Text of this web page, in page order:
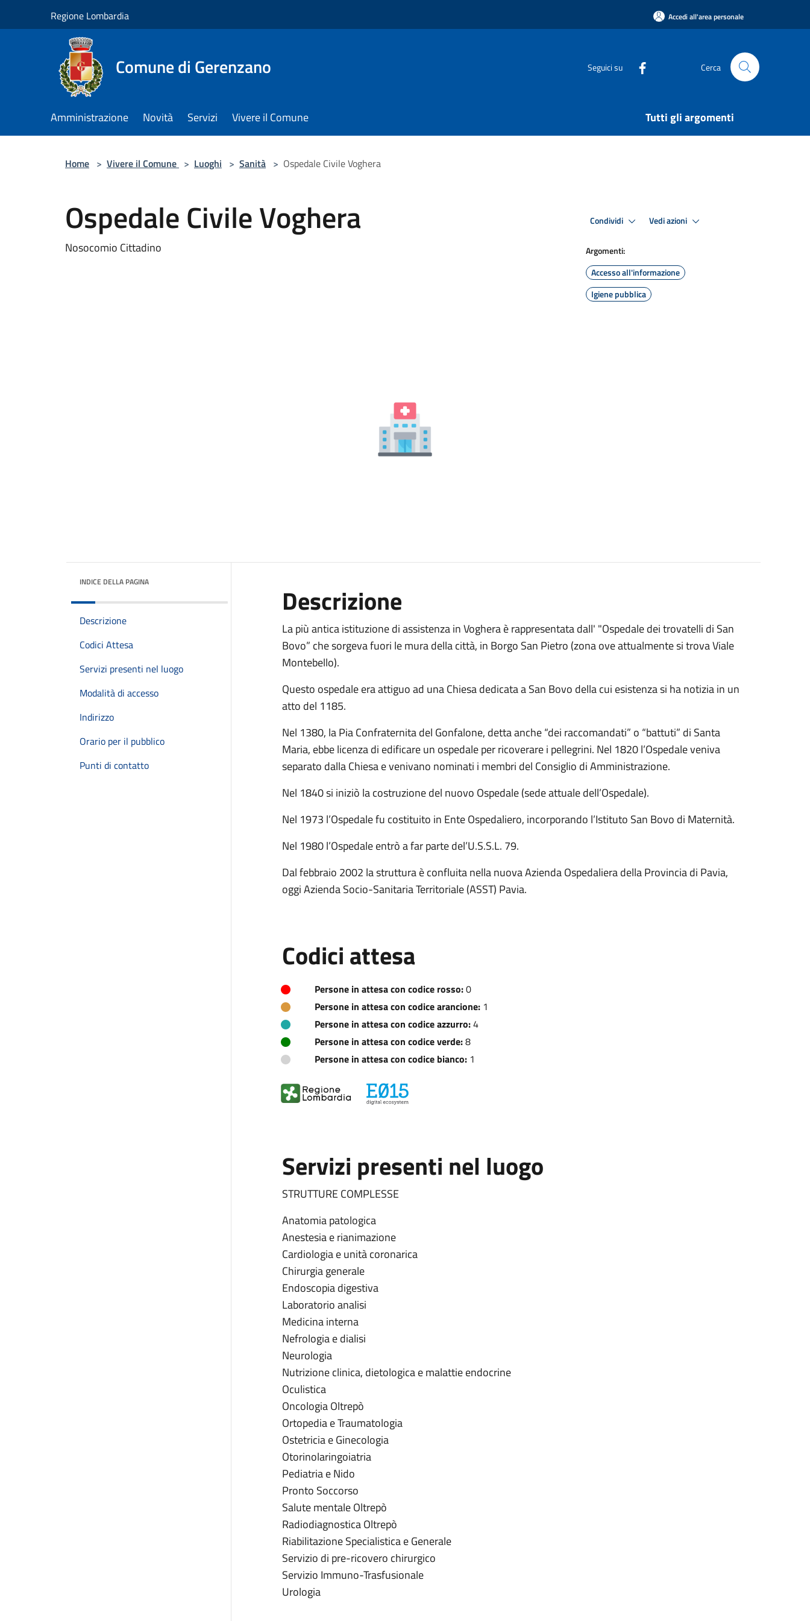
Regione Lombardia Accedi all'area personale
Comune di Gerenzano Seguici su Cerca
Amministrazione Novità Servizi Vivere il Comune Tutti gli argomenti
Home > Vivere il Comune > Luoghi > Sanità > Ospedale Civile Voghera
Ospedale Civile Voghera
Nosocomio Cittadino
Condividi Vedi azioni
Argomenti:
Accesso all'informazione
Igiene pubblica
INDICE DELLA PAGINA
Descrizione
Codici Attesa
Servizi presenti nel luogo
Modalità di accesso
Indirizzo
Orario per il pubblico
Punti di contatto
Descrizione
La più antica istituzione di assistenza in Voghera è rappresentata dall' "Ospedale dei trovatelli di San
Bovo” che sorgeva fuori le mura della città, in Borgo San Pietro (zona ove attualmente si trova Viale
Montebello).
Questo ospedale era attiguo ad una Chiesa dedicata a San Bovo della cui esistenza si ha notizia in un
atto del 1185.
Nel 1380, la Pia Confraternita del Gonfalone, detta anche “dei raccomandati” o “battuti” di Santa
Maria, ebbe licenza di edificare un ospedale per ricoverare i pellegrini. Nel 1820 l’Ospedale veniva
separato dalla Chiesa e venivano nominati i membri del Consiglio di Amministrazione.
Nel 1840 si iniziò la costruzione del nuovo Ospedale (sede attuale dell’Ospedale).
Nel 1973 l’Ospedale fu costituito in Ente Ospedaliero, incorporando l’Istituto San Bovo di Maternità.
Nel 1980 l’Ospedale entrò a far parte del’U.S.S.L. 79.
Dal febbraio 2002 la struttura è confluita nella nuova Azienda Ospedaliera della Provincia di Pavia,
oggi Azienda Socio-Sanitaria Territoriale (ASST) Pavia.
Codici attesa
Persone in attesa con codice rosso:0
Persone in attesa con codice arancione:1
Persone in attesa con codice azzurro:4
Persone in attesa con codice verde:8
Persone in attesa con codice bianco:1
Servizi presenti nel luogo
STRUTTURE COMPLESSE
Anatomia patologica
Anestesia e rianimazione
Cardiologia e unità coronarica
Chirurgia generale
Endoscopia digestiva
Laboratorio analisi
Medicina interna
Nefrologia e dialisi
Neurologia
Nutrizione clinica, dietologica e malattie endocrine
Oculistica
Oncologia Oltrepò
Ortopedia e Traumatologia
Ostetricia e Ginecologia
Otorinolaringoiatria
Pediatria e Nido
Pronto Soccorso
Salute mentale Oltrepò
Radiodiagnostica Oltrepò
Riabilitazione Specialistica e Generale
Servizio di pre-ricovero chirurgico
Servizio Immuno-Trasfusionale
Urologia